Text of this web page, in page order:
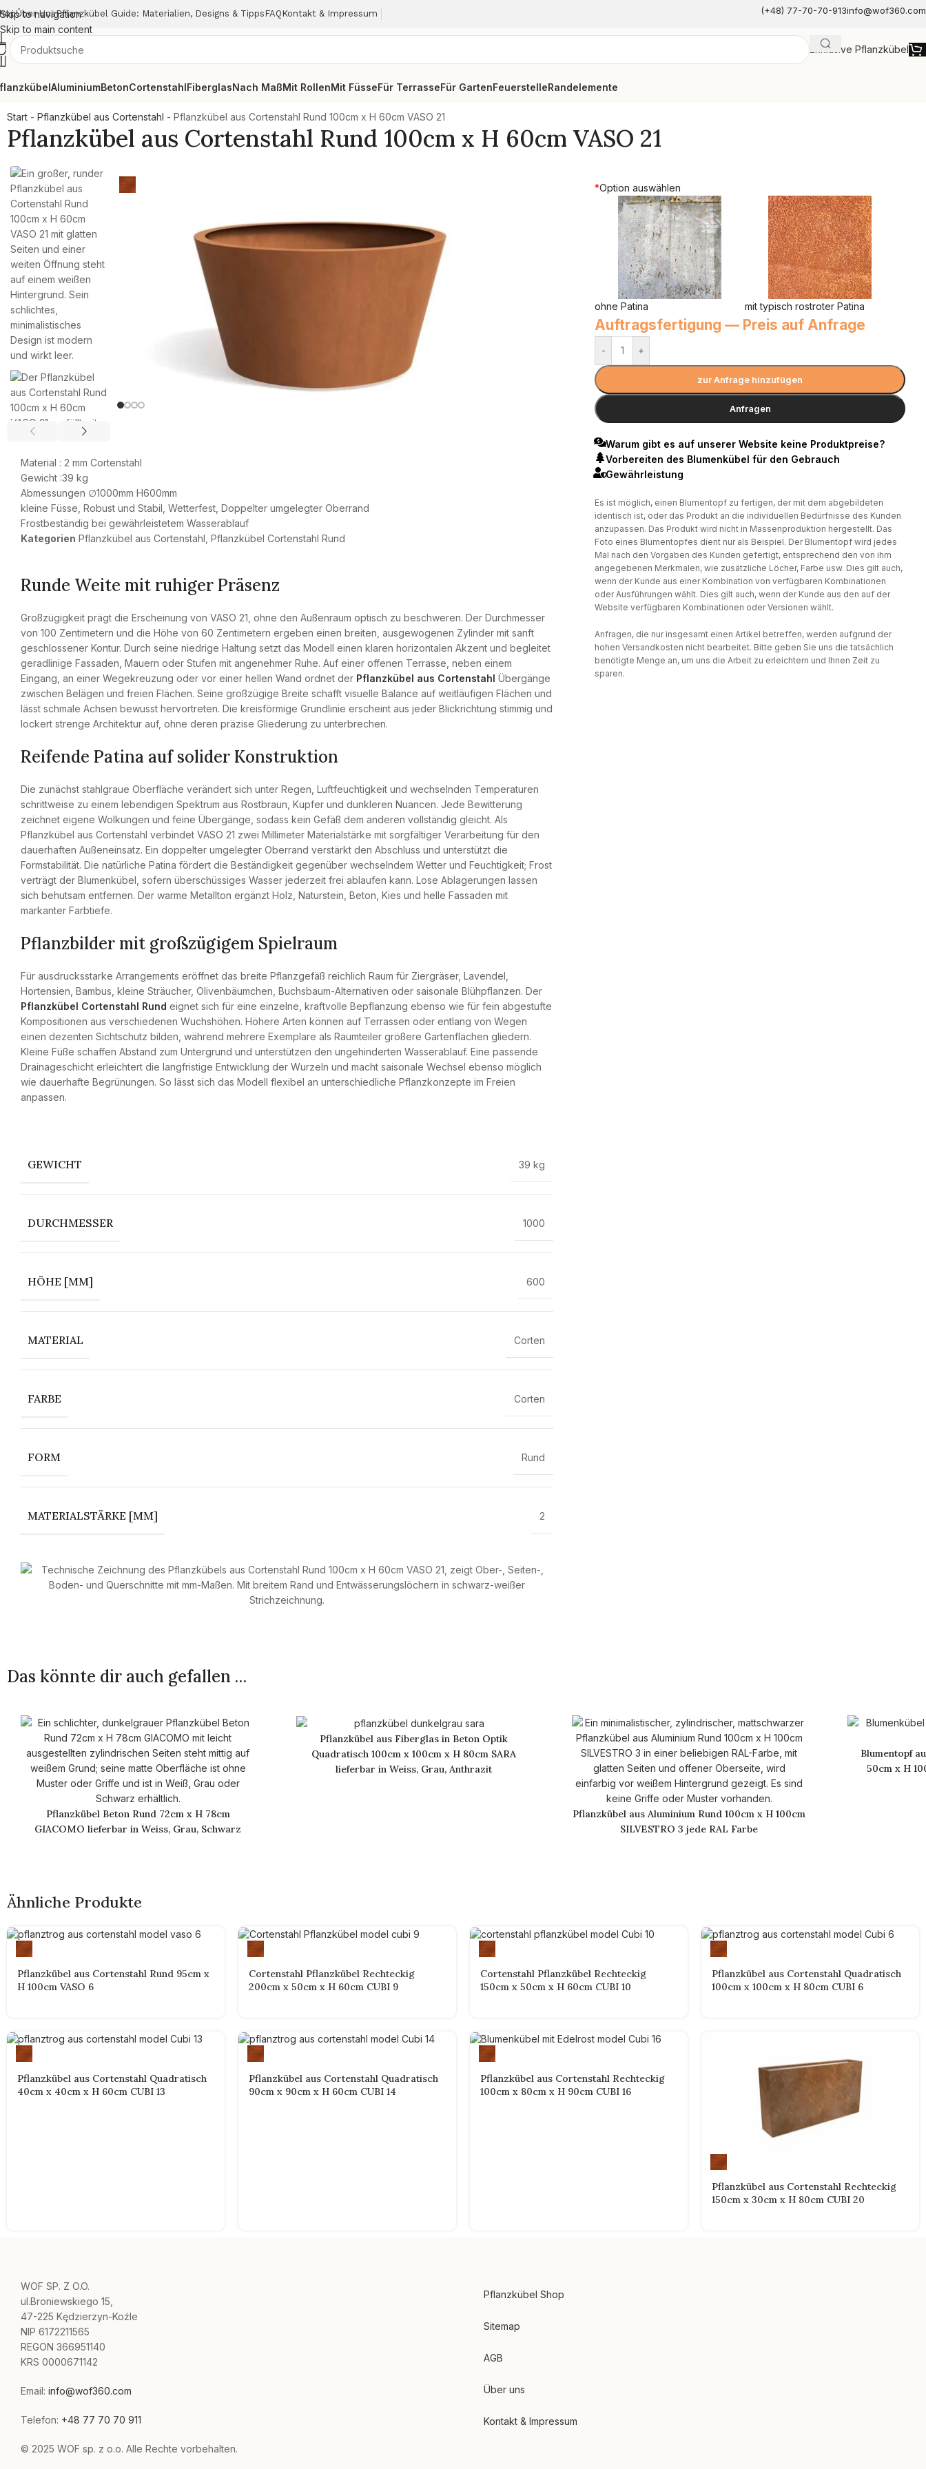
Skip to navigation
Skip to main content
Über UnsPflanzkübel Guide: Materialien, Designs & Tipps FAQ Kontakt & Impressum (+48) 77-70-70-913info@wof360.com
Exklusive Pflanzkübel
AluminiumBetonCortenstahlFiberglasNach MaßMit RollenMit FüsseFür TerrasseFür GartenFeuerstelleRandelemente
Start - Pflanzkübel aus Cortenstahl - Pflanzkübel aus Cortenstahl Rund 100cm x H 60cm VASO 21
Pflanzkübel aus Cortenstahl Rund 100cm x H 60cm VASO 21
Material : 2 mm Cortenstahl
Gewicht :39 kg
Abmessungen ∅1000mm H600mm
kleine Füsse, Robust und Stabil, Wetterfest, Doppelter umgelegter Oberrand
Frostbeständig bei gewährleistetem Wasserablauf
Kategorien Pflanzkübel aus Cortenstahl Pflanzkübel Cortenstahl Rund
Runde Weite mit ruhiger Präsenz
Großzügigkeit prägt die Erscheinung von VASO 21, ohne den Außenraum optisch zu beschweren. Der Durchmesser
von 100 Zentimetern und die Höhe von 60 Zentimetern ergeben einen breiten, ausgewogenen Zylinder mit sanft
geschlossener Kontur. Durch seine niedrige Haltung setzt das Modell einen klaren horizontalen Akzent und begleitet
geradlinige Fassaden, Mauern oder Stufen mit angenehmer Ruhe. Auf einer offenen Terrasse, neben einem
Eingang, an einer Wegekreuzung oder vor einer hellen Wand ordnet der Pflanzkübel aus Cortenstahl Übergänge
zwischen Belägen und freien Flächen. Seine großzügige Breite schafft visuelle Balance auf weitläufigen Flächen und
lässt schmale Achsen bewusst hervortreten. Die kreisförmige Grundlinie erscheint aus jeder Blickrichtung stimmig und
lockert strenge Architektur auf, ohne deren präzise Gliederung zu unterbrechen.
Reifende Patina auf solider Konstruktion
Die zunächst stahlgraue Oberfläche verändert sich unter Regen, Luftfeuchtigkeit und wechselnden Temperaturen
schrittweise zu einem lebendigen Spektrum aus Rostbraun, Kupfer und dunkleren Nuancen. Jede Bewitterung
zeichnet eigene Wolkungen und feine Übergänge, sodass kein Gefäß dem anderen vollständig gleicht. Als
Pflanzkübel aus Cortenstahl verbindet VASO 21 zwei Millimeter Materialstärke mit sorgfältiger Verarbeitung für den
dauerhaften Außeneinsatz. Ein doppelter umgelegter Oberrand verstärkt den Abschluss und unterstützt die
Formstabilität. Die natürliche Patina fördert die Beständigkeit gegenüber wechselndem Wetter und Feuchtigkeit; Frost
verträgt der Blumenkübel, sofern überschüssiges Wasser jederzeit frei ablaufen kann. Lose Ablagerungen lassen
sich behutsam entfernen. Der warme Metallton ergänzt Holz, Naturstein, Beton, Kies und helle Fassaden mit
markanter Farbtiefe.
Pflanzbilder mit großzügigem Spielraum
Für ausdrucksstarke Arrangements eröffnet das breite Pflanzgefäß reichlich Raum für Ziergräser, Lavendel,
Hortensien, Bambus, kleine Sträucher, Olivenbäumchen, Buchsbaum-Alternativen oder saisonale Blühpflanzen. Der
Pflanzkübel Cortenstahl Rund eignet sich für eine einzelne, kraftvolle Bepflanzung ebenso wie für fein abgestufte
Kompositionen aus verschiedenen Wuchshöhen. Höhere Arten können auf Terrassen oder entlang von Wegen
einen dezenten Sichtschutz bilden, während mehrere Exemplare als Raumteiler größere Gartenflächen gliedern.
Kleine Füße schaffen Abstand zum Untergrund und unterstützen den ungehinderten Wasserablauf. Eine passende
Drainageschicht erleichtert die langfristige Entwicklung der Wurzeln und macht saisonale Wechsel ebenso möglich
wie dauerhafte Begrünungen. So lässt sich das Modell flexibel an unterschiedliche Pflanzkonzepte im Freien
anpassen.
GEWICHT 39 kg
DURCHMESSER 1000
HÖHE [MM] 600
MATERIAL Corten
FARBE Corten
FORM Rund
MATERIALSTÄRKE [MM] 2
*Option auswählen
ohne Patina mit typisch rostroter Patina
Auftragsfertigung — Preis auf Anfrage
- +
zur Anfrage hinzufügen
Anfragen
Warum gibt es auf unserer Website keine Produktpreise?
Vorbereiten des Blumenkübel für den Gebrauch
Gewährleistung
Es ist möglich, einen Blumentopf zu fertigen, der mit dem abgebildeten
identisch ist, oder das Produkt an die individuellen Bedürfnisse des Kunden
anzupassen. Das Produkt wird nicht in Massenproduktion hergestellt. Das
Foto eines Blumentopfes dient nur als Beispiel. Der Blumentopf wird jedes
Mal nach den Vorgaben des Kunden gefertigt, entsprechend den von ihm
angegebenen Merkmalen, wie zusätzliche Löcher, Farbe usw. Dies gilt auch,
wenn der Kunde aus einer Kombination von verfügbaren Kombinationen
oder Ausführungen wählt. Dies gilt auch, wenn der Kunde aus den auf der
Website verfügbaren Kombinationen oder Versionen wählt.
Anfragen, die nur insgesamt einen Artikel betreffen, werden aufgrund der
hohen Versandkosten nicht bearbeitet. Bitte geben Sie uns die tatsächlich
benötigte Menge an, um uns die Arbeit zu erleichtern und Ihnen Zeit zu
sparen.
Das könnte dir auch gefallen …
Pflanzkübel Beton Rund 72cm x H 78cm
GIACOMO lieferbar in Weiss, Grau, Schwarz
Pflanzkübel aus Fiberglas in Beton Optik
Quadratisch 100cm x 100cm x H 80cm SARA
lieferbar in Weiss, Grau, Anthrazit
Pflanzkübel aus Aluminium Rund 100cm x H 100cm
SILVESTRO 3 jede RAL Farbe
Blumentopf
50cm x H
Ähnliche Produkte
Pflanzkübel aus Cortenstahl Rund 95cm x
H 100cm VASO 6
Cortenstahl Pflanzkübel Rechteckig
200cm x 50cm x H 60cm CUBI 9
Cortenstahl Pflanzkübel Rechteckig
150cm x 50cm x H 60cm CUBI 10
Pflanzkübel aus Cortenstahl Quadratisch
100cm x 100cm x H 80cm CUBI 6
Pflanzkübel aus Cortenstahl Quadratisch
40cm x 40cm x H 60cm CUBI 13
Pflanzkübel aus Cortenstahl Quadratisch
90cm x 90cm x H 60cm CUBI 14
Pflanzkübel aus Cortenstahl Rechteckig
100cm x 80cm x H 90cm CUBI 16
Pflanzkübel aus Cortenstahl Rechteckig
150cm x 30cm x H 80cm CUBI 20
WOF SP. Z O.O.
ul.Broniewskiego 15,
47-225 Kędzierzyn-Koźle
NIP 6172211565
REGON 366951140
KRS 0000671142
Email: info@wof360.com
Telefon: +48 77 70 70 911
© 2025 WOF sp. z o.o. Alle Rechte vorbehalten.
Pflanzkübel Shop
Sitemap
AGB
Über uns
Kontakt & Impressum